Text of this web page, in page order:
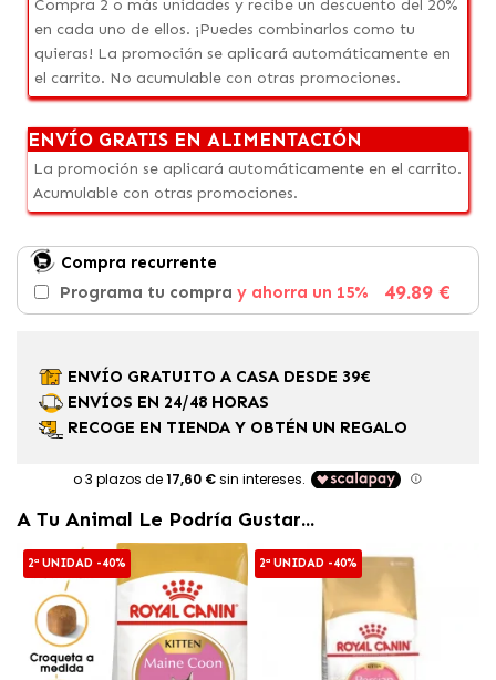
Compra 2 o más unidades y recibe un descuento del 20%
en cada uno de ellos. ¡Puedes combinarlos como tu
quieras! La promoción se aplicará automáticamente en
el carrito. No acumulable con otras promociones.
ENVÍO GRATIS EN ALIMENTACIÓN
La promoción se aplicará automáticamente en el carrito.
Acumulable con otras promociones.
Compra recurrente
Programa tu compra y ahorra un 15% 49.89 €
ENVÍO GRATUITO A CASA DESDE 39€
ENVÍOS EN 24/48 HORAS
RECOGE EN TIENDA Y OBTÉN UN REGALO
A Tu Animal Le Podría Gustar...
2ª UNIDAD -40% 2ª UNIDAD -40%